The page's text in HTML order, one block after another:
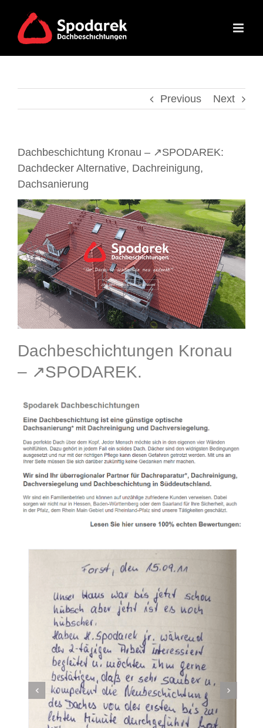
content
Previous Next
Dachbeschichtung Kronau – ↗️SPODAREK:
Dachdecker Alternative, Dachreinigung,
Dachsanierung
Dachbeschichtungen Kronau
– ↗️SPODAREK.